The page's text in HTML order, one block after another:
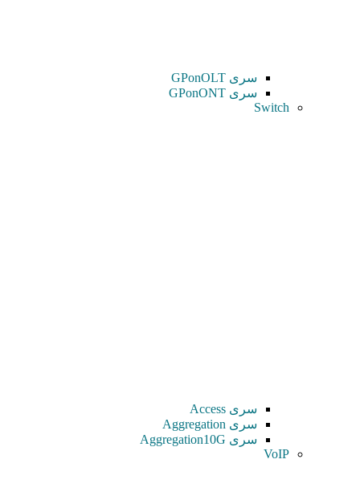
سری GPonOLT
سری GPonONT
Switch
سری Access
سری Aggregation
سری Aggregation10G
VoIP